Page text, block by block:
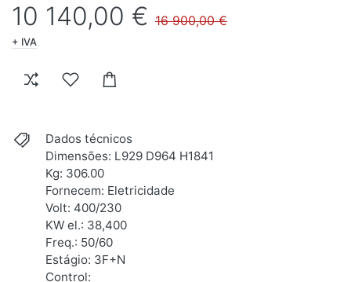
10 140,00 € 16 900,00 €
+ IVA
Dados técnicos
Dimensões: L929 D964 H1841
Kg: 306.00
Fornecem: Eletricidade
Volt: 400/230
KW el.: 38,400
Freq.: 50/60
Estágio: 3F+N
Control: